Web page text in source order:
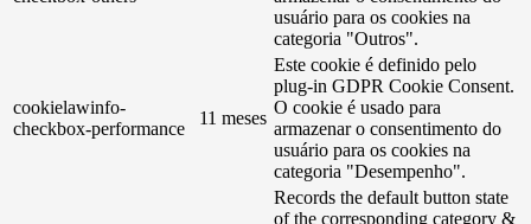
usuário para os cookies na
categoria "Outros".
cookielawinfo-
checkbox-performance
11 meses
Este cookie é definido pelo
plug-in GDPR Cookie Consent.
O cookie é usado para
armazenar o consentimento do
usuário para os cookies na
categoria "Desempenho".
Records the default button state
of the corresponding category &